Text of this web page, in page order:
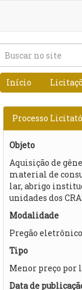
Início
Processo
Objeto
Aquisição de
material de
lar, abrigo
unidades dos
Modalidade
Pregão
Tipo
Menor preço por
Data de